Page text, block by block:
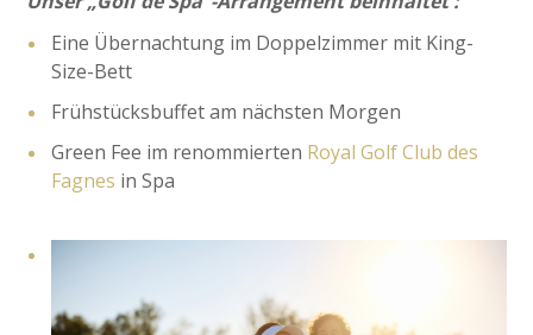
Eine Übernachtung im Doppelzimmer mit King-
Size-Bett
Frühstücksbuffet am nächsten Morgen
Green Fee im renommierten Royal Golf Club des
Fagnes in Spa